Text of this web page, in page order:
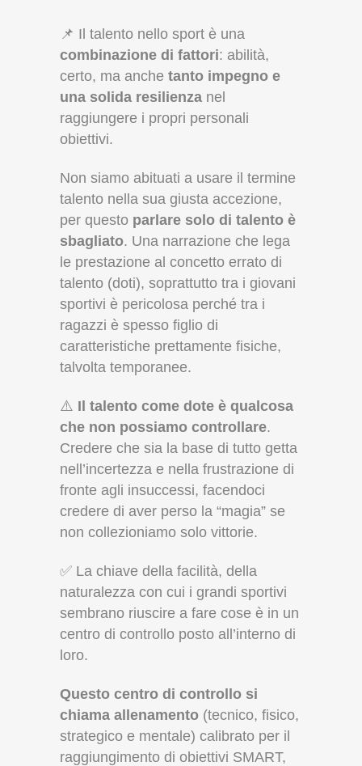
📌 Il talento nello sport è una
combinazione di fattori: abilità,
certo, ma anche tanto impegno e
una solida resilienza nel
raggiungere i propri personali
obiettivi.
Non siamo abituati a usare il termine
talento nella sua giusta accezione,
per questo parlare solo di talento è
sbagliato. Una narrazione che lega
le prestazione al concetto errato di
talento (doti), soprattutto tra i giovani
sportivi è pericolosa perché tra i
ragazzi è spesso figlio di
caratteristiche prettamente fisiche,
talvolta temporanee.
⚠️ Il talento come dote è qualcosa
che non possiamo controllare.
Credere che sia la base di tutto getta
nell’incertezza e nella frustrazione di
fronte agli insuccessi, facendoci
credere di aver perso la “magia” se
non collezioniamo solo vittorie.
✅ La chiave della facilità, della
naturalezza con cui i grandi sportivi
sembrano riuscire a fare cose è in un
centro di controllo posto all’interno di
loro.
Questo centro di controllo si
chiama allenamento (tecnico, fisico,
strategico e mentale) calibrato per il
raggiungimento di obiettivi SMART,